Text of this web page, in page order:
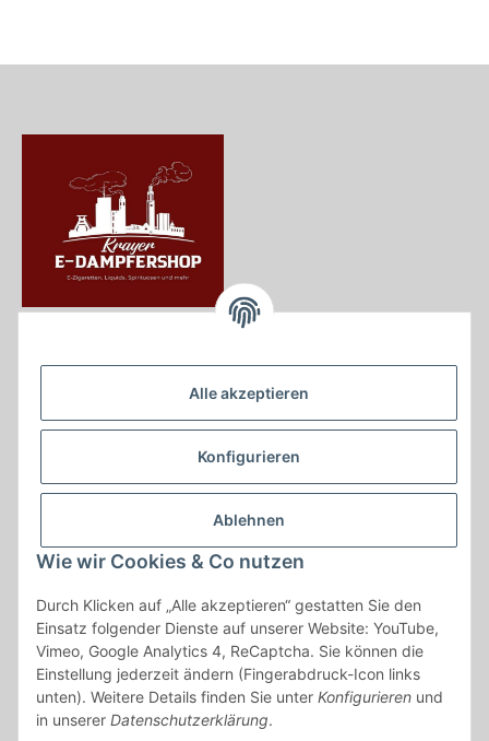
Alle akzeptieren
Konfigurieren
Ablehnen
Wie wir Cookies & Co nutzen
Durch Klicken auf „Alle akzeptieren“ gestatten Sie den
Einsatz folgender Dienste auf unserer Website: YouTube,
Vimeo, Google Analytics 4, ReCaptcha. Sie können die
Einstellung jederzeit ändern (Fingerabdruck-Icon links
unten). Weitere Details finden Sie unter Konfigurieren und
in unserer Datenschutzerklärung.
Krayerstraße 249
Tel.:0201555402
info@krayer-edampfer-shop.de
Gesetzliche Informationen
Informationen
Vertrag widerrufen
* Alle Preise inkl. gesetzlicher USt., zzgl.Versand
* gilt für Lieferungen innerhalb Deutschlands, Lieferzeiten für andere
Länder entnehmen Sie bitte der Schaltfläche mit den
Versandinformationen